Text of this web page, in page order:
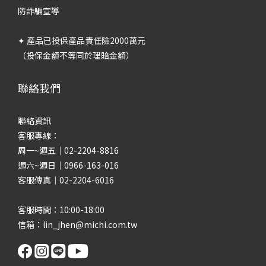
防詐騙宣導
✦ 產品已投保產品責任險2000萬元
（投保金額不等同於理賠金額）
聯絡我們
聯絡資訊
客服專線：
周一~週五｜02-2204-8816
週六~週日｜0966-163-016
客服傳真｜02-2204-6016
客服時間：10:00-18:00
信箱：lin_jhen@michi.com.tw